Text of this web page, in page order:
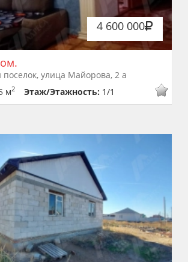
4 600 000
улица Майорова, 2 а
м2 Этаж/Этажность: 1/1